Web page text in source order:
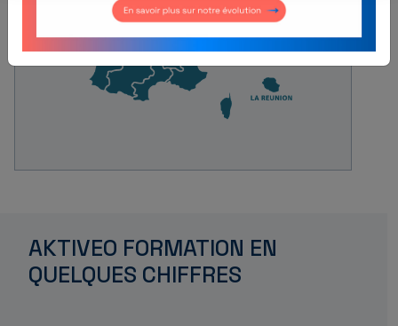
AKTIVEO FORMATION EN
QUELQUES CHIFFRES